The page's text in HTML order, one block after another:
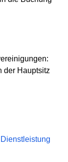
der Hauptsitz